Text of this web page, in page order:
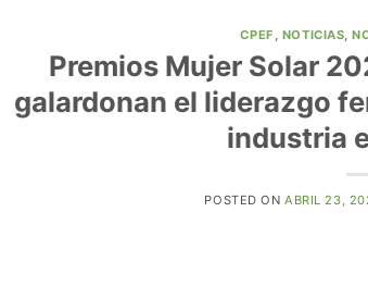
CPEF , NOTICIAS,
Premios Mujer Solar
galardonan el liderazgo
industria
POSTED ONABRIL 23,